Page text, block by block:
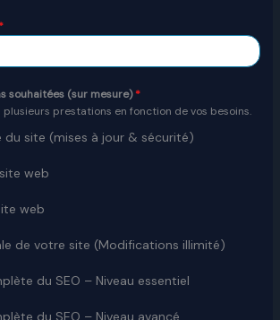
souhaitées (sur mesure)*
plusieurs prestations en fonction de vos besoins.
du site (mises à jour & sécurité)
web
web
de votre site (Modifications illimité)
du SEO – Niveau essentiel